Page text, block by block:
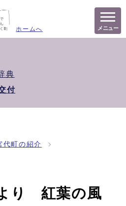
ホームへ メニュー
典
付
代町の紹介
り 紅葉の風